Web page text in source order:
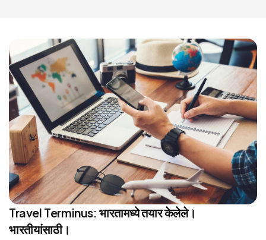
Travel Terminus: भारतामध्ये तयार केलेले।
भारतीयांसाठी।